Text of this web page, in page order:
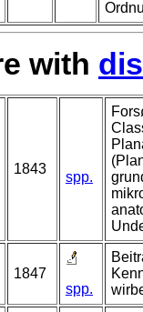
with
1843
spp.
1847
spp.